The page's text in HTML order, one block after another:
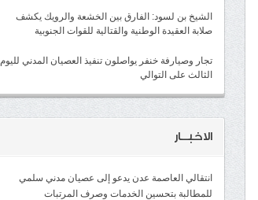
الشيخ بن لسود: الفارق بين الخشعة والرويك يكشف
صلابة العقيدة الوطنية والقتالية للقوات الجنوبية
تجار وصيارفة خنفر يواصلون تنفيذ العصيان المدني لليوم
الثالث على التوالي
الاخبــار
انتقالي العاصمة عدن يدعو إلى عصيان مدني سلمي
للمطالبة بتحسين الخدمات وصرف المرتبات